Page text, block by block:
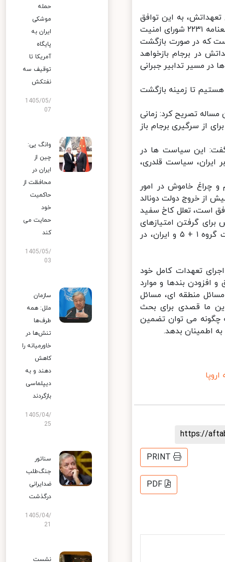
به این توافق
بازمی‌گردد. این درحالیست که آمریکا با خروج از برجام ناقض این توافق و قطعنامه ۲۲۳۱ شورای امنیت
که در صورت بازگشت
در برجام بازخواهد
مسیر تدابیر جبرانی
تا زمینه بازگشت
تصریح کرد: زمانی
از سرگیری برجام باز
این سیاست ها در
ایران، سیاست قلدری،
چراغ خاموش در امور
اتمی پیش از خروج دولت دونالد
است، تعلل کاخ سفید
گرفتن امتیازهای
بیشتری است تا بتواند به بهانه عقد قرارداد گسترده‌تر در چارچوب مذاکرات گروه ۱ + ۵ و ایران، در
تعهدات کامل خود
افزودن بندها و موارد
منطقه ای، مسائل
ما قصدی برای بحث
می توان تضمین
اطمینان بدهد.
https://
PRINT
PDF
حمله
موشکی
ایران به
پایگاه
آمریکا تا
توقیف سه
نفتکش
1405/05/
07
وانگ یی:
چین از
ایران در
محافظت از
حاکمیت
خود
حمایت می
کند
1405/05/
03
سازمان
ملل: همه
طرف‌ها
تنش‌ها در
خاورمیانه را
کاهش
دهند و به
دیپلماسی
بازگردند
1405/04/
25
سناتور
جنگ‌طلب
ضدایرانی
درگذشت
1405/04/
نشست